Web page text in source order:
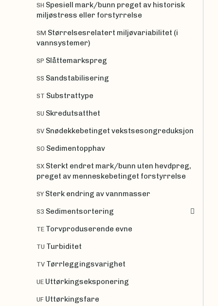
SH Spesiell mark/bunn preget av historisk
miljøstress eller forstyrrelse
SM Størrelsesrelatert miljøvariabilitet (i
vannsystemer)
SP Slåttemarkspreg
SS Sandstabilisering
ST Substrattype
SU Skredutsatthet
SV Snødekkebetinget vekstsesongreduksjon
SO Sedimentopphav
SX Sterkt endret mark/bunn uten hevdpreg,
preget av menneskebetinget forstyrrelse
SY Sterk endring av vannmasser
S3 Sedimentsortering
TE Torvproduserende evne
TU Turbiditet
TV Tørrleggingsvarighet
UE Uttørkingseksponering
UF Uttørkingsfare